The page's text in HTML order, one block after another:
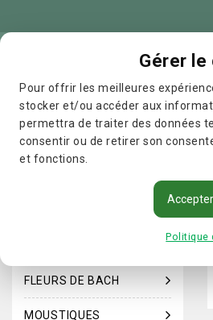
Gérer
Pour offrir les meilleures
stocker et/ou accéder aux
permettra de traiter des données
consentir ou de retirer son
et fonctions.
Accepter
Politique
FLEURS DE BACH
MOUSTIQUES